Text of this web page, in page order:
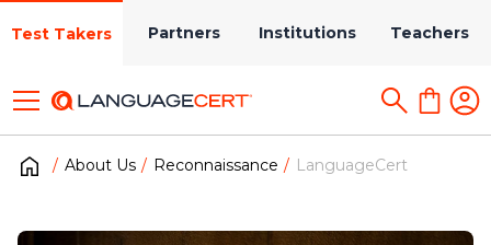
Test Takers Partners Institutions Teachers
About Us Reconnaissance LanguageCert